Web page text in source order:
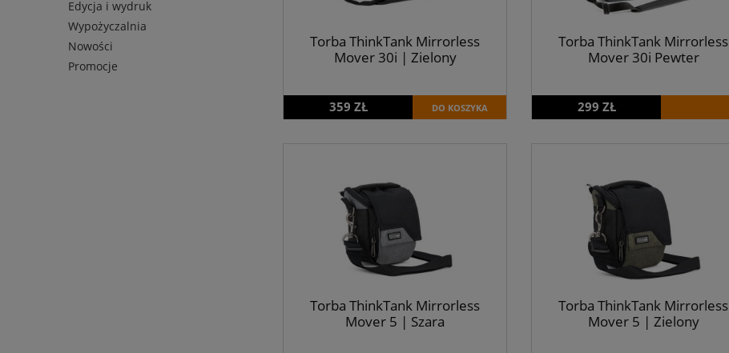
Edycja i wydruk
Wypożyczalnia
Nowości
Promocje
Torba ThinkTank Mirrorless
Mover 30i | Zielony
359 ZŁ DO KOSZYKA
Torba ThinkTank Mirrorless
Mover 30i Pewter
299 ZŁ
Torba ThinkTank Mirrorless
Mover 5 | Szara
Torba ThinkTank Mirrorless
Mover 5 | Zielony